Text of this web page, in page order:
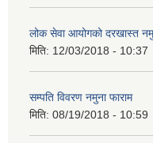
लोक सेवा आयोगको दरखास्त
मिति: 12/03/2018 - 10:37
सम्पति विवरण नमुना फाराम
मिति: 08/19/2018 - 10:59